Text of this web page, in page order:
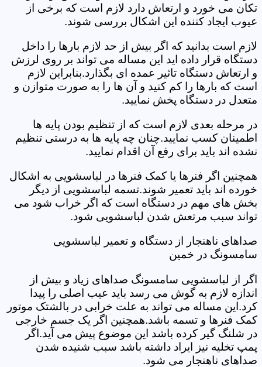
تکان می خورد و ارتعاش دارد لازم است که برخی از
عیوب ایجاد کننده این اشکال بررسی شوند.
لازم است بدانید که اگر بیش از حد لازم بارها را داخل
دستگاه قرار داده اید این مساله می تواند بر روی لرزش
و ارتعاش دستگاه تاثیر عمده ای بگذارد.بنابراین لازم
است که بارها را کم کنید و آن ها را به صورت متوازن و
متعدل در دستگاه پخش نمایید.
در مرحله بعدی لازم است که از تنظیم بودن پایه ها
اطمینان کسب نمایید.چنان چه پایه ها به درستی تنظیم
نشده اند باید برای رفع آن اقدام نمایید.
همچنین اگر فنرها یا کمک فنرها در لباسشویی به اشکال
خورده اند باید تعمیر شوند.تسمه لباسشویی از دیگر
بخش های مهم در دستگاه است که اگر خراب شود می
تواند سبب مرتعش شدن لباسشویی شود.
صداهای ناهنجار از دستگاه و تعمیر لباسشویی
سامسونگ در خمین
اگر از لباسشویی سامسونگ صداهای زیاد و بیش از
اندازه لازم به گوش می رسد باید عیب اصلی را پیدا
کرد.این مساله می تواند به علت خرابی در بالشتک موتور
کمک فنرها و تسمه باشد.همچنین اگر یک جسم خارجی
در شلنگ گیر کرده باشد این موضوع پیش می آید.اگر
پمپ تخلیه نیز ایراد داشته باشد سبب شنیده شدن
صداهای ناهنجار می شود.